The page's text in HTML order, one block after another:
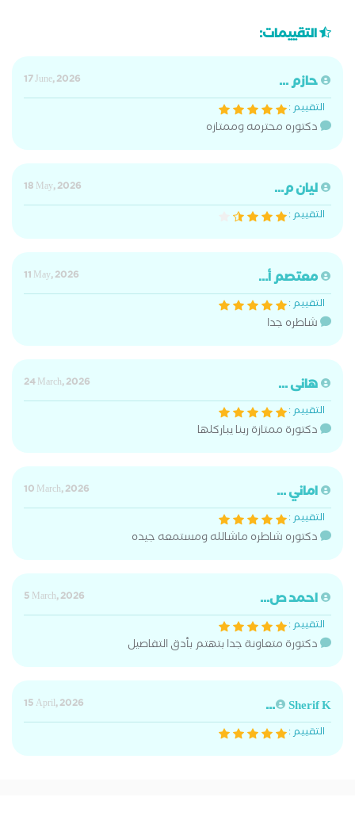
التقييمات:
حازم ...
17 June, 2026
التقييم :
دكتوره محترمه وممتازه
ليان م...
18 May, 2026
التقييم :
معتصم أ...
11 May, 2026
التقييم :
شاطره جدا
هانى ...
24 March, 2026
التقييم :
دكتورة ممتازة ربنا يباركلها
اماني ...
10 March, 2026
التقييم :
دكتوره شاطره ماشالله ومستمعه جيده
احمد ص...
5 March, 2026
التقييم :
دكتورة متعاونة جدا بتهتم بأدق التفاصيل
Sherif K...
15 April, 2026
التقييم :